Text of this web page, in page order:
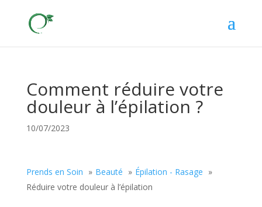
Comment réduire votre
douleur à l’épilation ?
10/07/2023
Prends en Soin Beauté
Épilation - Rasage
Réduire votre douleur à l’épilation